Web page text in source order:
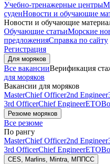
Учебно-тренажерные центры
суденНовости и обучающие
Новости и обучающие
Обучающие статьиМорские
предложенияСправка по сайту
Регистрация
Для моряков
Все вакансииВерификация
для моряков
Вакансии для моряков
MasterChief Officer2nd Engineer
3rd OfficerChief EngineerETO
Резюме моряков
Все резюме
По рангу
MasterChief Officer2nd Engineer
3rd OfficerChief EngineerETO
CES, Marlins, Mintra, МППСС